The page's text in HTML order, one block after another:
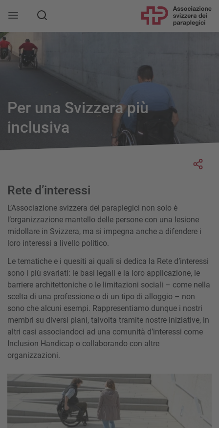
Per una Svizzera più
inclusiva
Rete d’interessi
L’Associazione svizzera dei paraplegici non solo è
l’organizzazione mantello delle persone con una lesione
midollare in Svizzera, ma si impegna anche a difendere i
loro interessi a livello politico.
Le tematiche e i quesiti ai quali si dedica la Rete d’interessi
sono i più svariati: le basi legali e la loro applicazione, le
barriere architettoniche o le limitazioni sociali – come nella
scelta di una professione o di un tipo di alloggio – non
sono che alcuni esempi. Rappresentiamo dunque i nostri
membri su diversi piani, talvolta tramite nostre iniziative, in
altri casi associandoci ad una comunità d’interessi come
Inclusion Handicap o collaborando con altre
organizzazioni.